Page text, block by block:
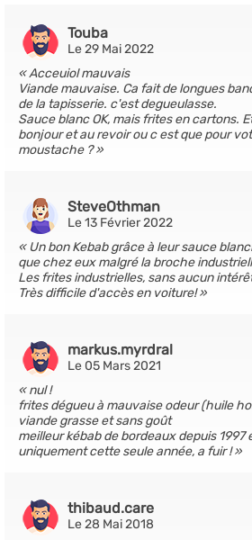
Touba
Le 29 Mai 2022
Acceuiol mauvais
Viande mauvaise. Ca fait de longues
de la tapisserie. c'est degueulasse.
Sauce blanc OK, mais frites en cartons.
bonjour et au revoir ou c est que pour
moustache ?
SteveOthman
Le 13 Février 2022
Un bon Kebab grâce à leur sauce
que chez eux malgré la broche
Les frites industrielles, sans aucun
Très difficile d'accès en voiture!
markus.myrdral
Le 05 Mars 2021
nul !
frites dégueu à mauvaise odeur (huile
viande grasse et sans goût
meilleur kébab de bordeaux depuis 1997
uniquement cette seule année, a fuir !
thibaud.care
Le 28 Mai 2018